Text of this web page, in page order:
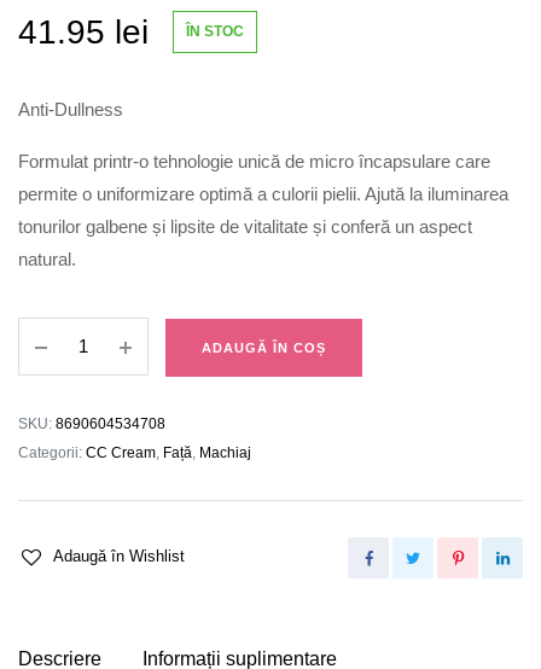
41.95 lei ÎN STOC
Anti-Dullness
Formulat printr-o tehnologie unică de micro încapsulare care
permite o uniformizare optimă a culorii pielii. Ajută la iluminarea
tonurilor galbene și lipsite de vitalitate și conferă un aspect
natural.
quantity
ADAUGĂ ÎN COȘ
SKU: 8690604534708
Categorii: CC Cream, Față, Machiaj
Adaugă în Wishlist
Descriere Informații suplimentare